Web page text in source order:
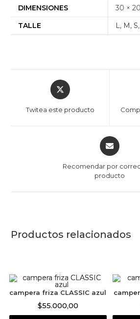
DIMENSIONES
30 ×
TALLE
L, M,S
Twitea este producto
Recomendar por
producto
Productos relacionados
campera friza CLASSIC azul
$55.000,00